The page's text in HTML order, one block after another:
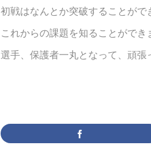
初戦はなんとか突破することがで
これからの課題を知ることができ
選手、保護者一丸となって、頑張